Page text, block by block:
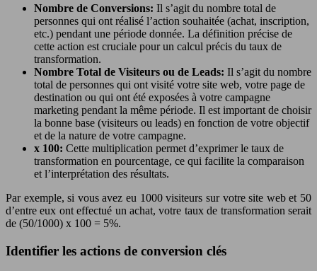
Nombre de Conversions: Il s’agit du nombre total de
personnes qui ont réalisé l’action souhaitée (achat, inscription,
etc.) pendant une période donnée. La définition précise de
cette action est cruciale pour un calcul précis du taux de
transformation.
Nombre Total de Visiteurs ou de Leads: Il s’agit du nombre
total de personnes qui ont visité votre site web, votre page de
destination ou qui ont été exposées à votre campagne
marketing pendant la même période. Il est important de choisir
la bonne base (visiteurs ou leads) en fonction de votre objectif
et de la nature de votre campagne.
x 100: Cette multiplication permet d’exprimer le taux de
transformation en pourcentage, ce qui facilite la comparaison
et l’interprétation des résultats.
Par exemple, si vous avez eu 1000 visiteurs sur votre site web et 50
d’entre eux ont effectué un achat, votre taux de transformation serait
de (50/1000) x 100 = 5%.
Identifier les actions de conversion clés